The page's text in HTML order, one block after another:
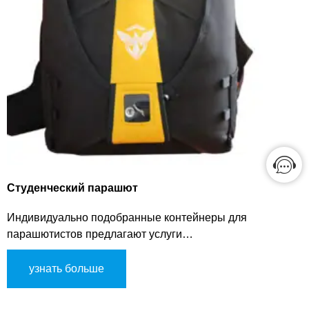
Студенческий парашют
Индивидуально подобранные контейнеры для
парашютистов предлагают услуги
персонализированного дизайна для удовлетворения
индивидуальных потребностей, обеспечивая высокий
узнать больше